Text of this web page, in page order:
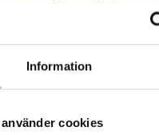
Information
cookies